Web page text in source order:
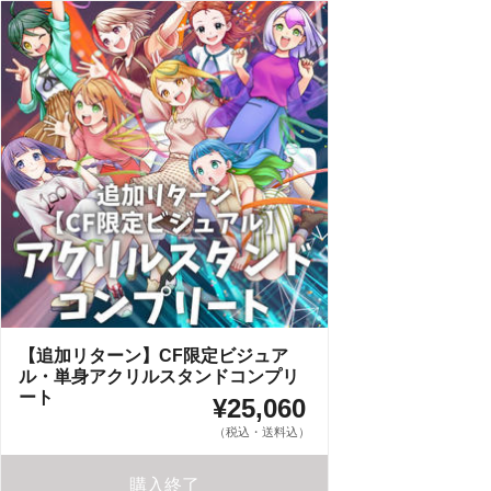
【追加リターン】CF限定ビジュア
ル・単身アクリルスタンドコンプリ
ート
¥25,060
（税込・送料込）
購入終了